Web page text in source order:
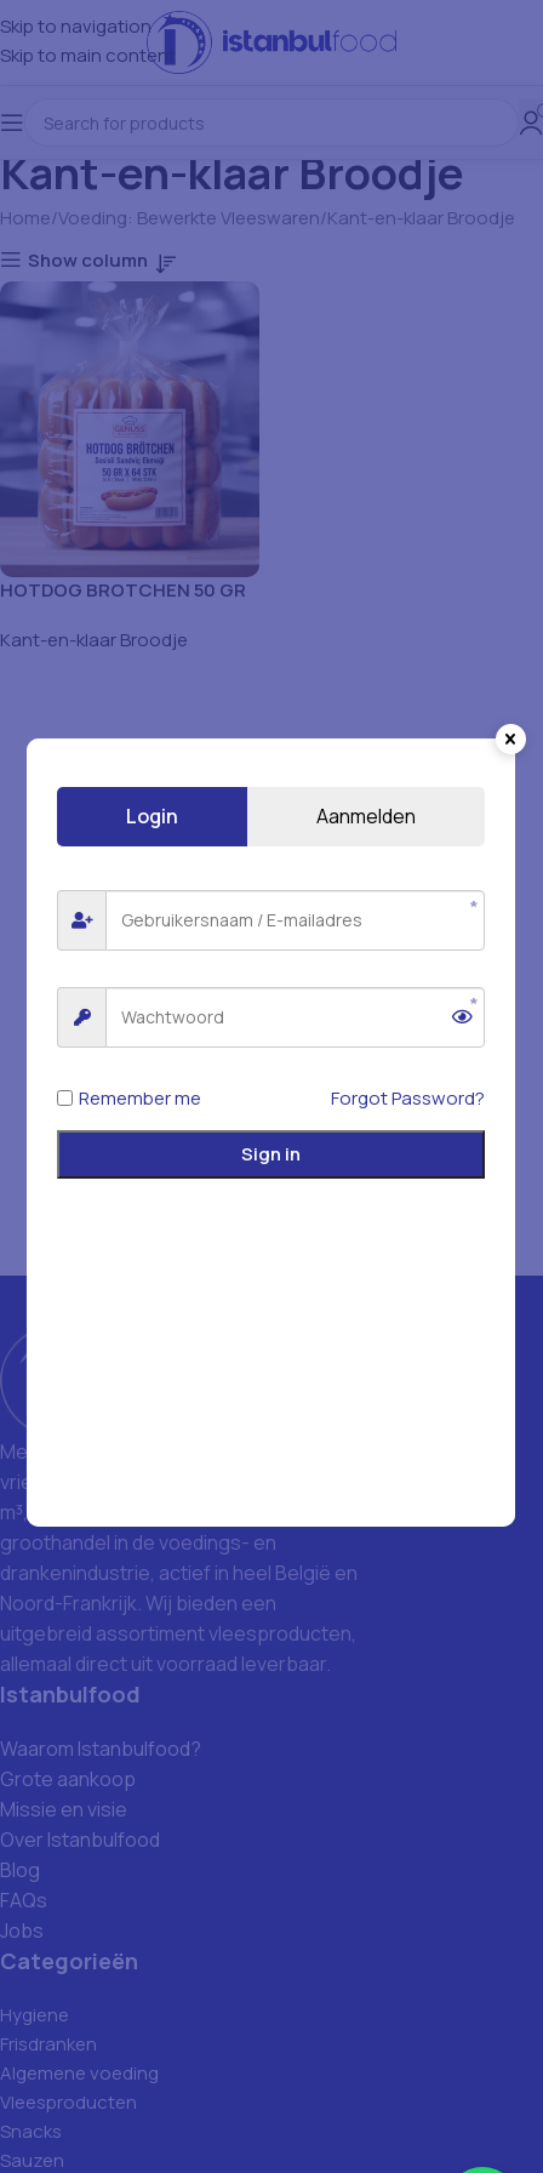
Skip to navigation
Skip to main content
Kant-en-klaar Broodje
Home Voeding: Bewerkte Vleeswaren Kant-en-klaar Broodje
Show column
HOTDOG BROTCHEN 50 GR
Kant-en-klaar Broodje
Met een magazijn van 1400 m² en
vriezers met een totale inhoud van 1500
m³, zijn we een toonaangevende
groothandel in de voedings- en
drankenindustrie, actief in heel België en
Noord-Frankrijk. Wij bieden een
uitgebreid assortiment vleesproducten,
allemaal direct uit voorraad leverbaar.
Istanbulfood
Waarom Istanbulfood?
Grote aankoop
Missie en visie
Over Istanbulfood
Blog
FAQs
Jobs
Categorieën
Hygiene
Frisdranken
Algemene voeding
Vleesproducten
Snacks
Sauzen
Login Aanmelden
Remember me Forgot Password?
Sign in